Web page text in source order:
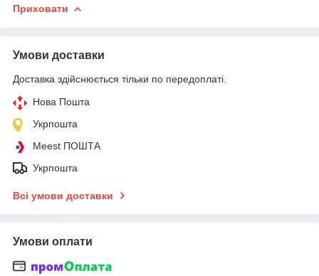
Приховати
Умови доставки
Доставка здійснюється тільки по передоплаті.
Нова Пошта
Укрпошта
Meest ПОШТА
Укрпошта
Всі умови доставки
Умови оплати